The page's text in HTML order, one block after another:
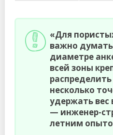
«Для
важно
диаметре
всей зоны
распределить
несколько
удержать вес
— инженер-
летним